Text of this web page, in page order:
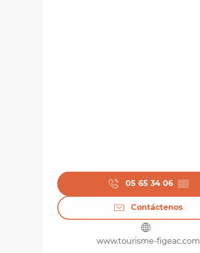
05 65 34 06 ▒▒
Contáctenos
www.tourisme-figeac.com